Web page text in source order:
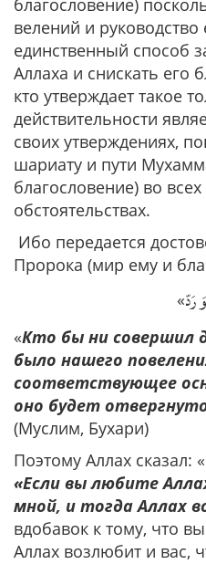
благословение)
велений и
единственный способ
Аллаха и снискать его
кто утверждает такое
действительности
своих утверждениях,
шариату и пути
благословение) во
обстоятельствах.
Ибо передается
Пророка (мир ему и
«رَدّ
«Кто бы ни совершил
было нашего
соответствующее
оно будет
(Муслим, Бухари)
Поэтому Аллах сказал: «
«Если вы любите
мной, и тогда Аллах
вдобавок к тому, что
Аллах возлюбит и вас,